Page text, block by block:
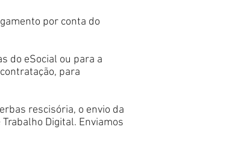
por conta do
do eSocial ou para a
para
rescisória, o envio da
Digital. Enviamos